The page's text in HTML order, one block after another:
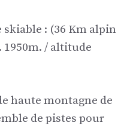
: (36 Km alpin
/ altitude
haute montagne de
de pistes pour